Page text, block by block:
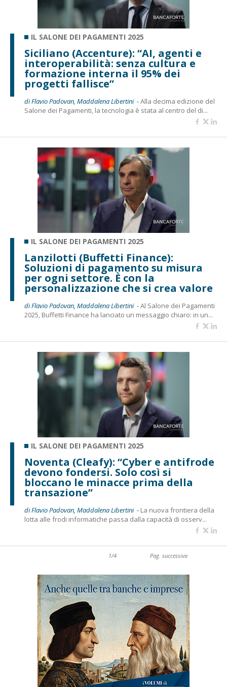
IL SALONE DEI PAGAMENTI 2025
Siciliano (Accenture): “AI, agenti e
interoperabilità: senza cultura e
formazione interna il 95% dei
progetti fallisce”
di Flavio Padovan, Maddalena Libertini -Alla decima edizione del
Salone dei Pagamenti, la tecnologia è stata al centro del di...
IL SALONE DEI PAGAMENTI 2025
Lanzilotti (Buffetti Finance):
Soluzioni di pagamento su misura
per ogni settore. È con la
personalizzazione che si crea valore
di Flavio Padovan, Maddalena Libertini -Al Salone dei Pagamenti
2025, Buffetti Finance ha lanciato un messaggio chiaro: in un...
IL SALONE DEI PAGAMENTI 2025
Noventa (Cleafy): “Cyber e antifrode
devono fondersi. Solo così si
bloccano le minacce prima della
transazione”
di Flavio Padovan, Maddalena Libertini - La nuova frontiera della
lotta alle frodi informatiche passa dalla capacità di osserv...
1/4 Pag. successiva